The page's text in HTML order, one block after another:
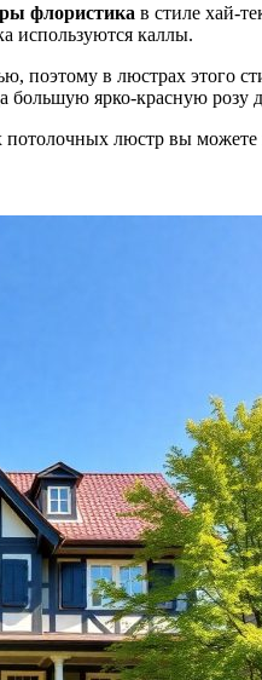
флористика в стиле хай-
используются каллы.
поэтому в люстрах этого
ярко-красную розу
люстр вы